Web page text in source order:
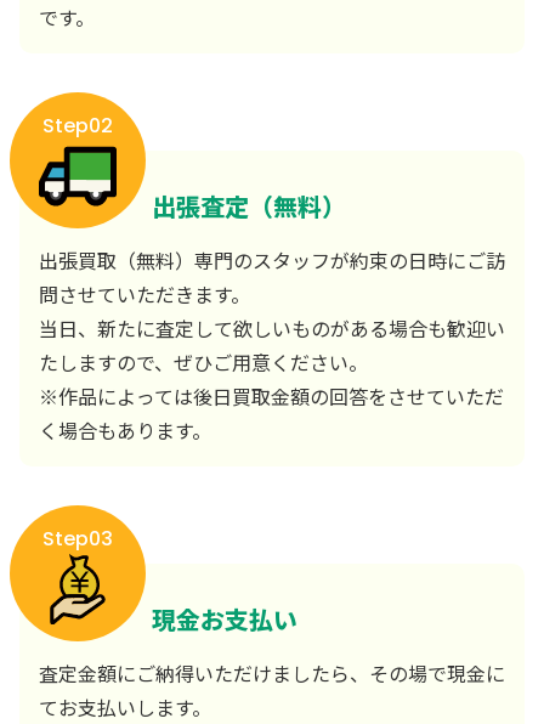
です。
Step02
出張査定（無料）
出張買取（無料）専門のスタッフが約束の日時にご訪
問させていただきます。
当日、新たに査定して欲しいものがある場合も歓迎い
たしますので、ぜひご用意ください。
※作品によっては後日買取金額の回答をさせていただ
く場合もあります。
Step03
現金お支払い
査定金額にご納得いただけましたら、その場で現金に
てお支払いします。